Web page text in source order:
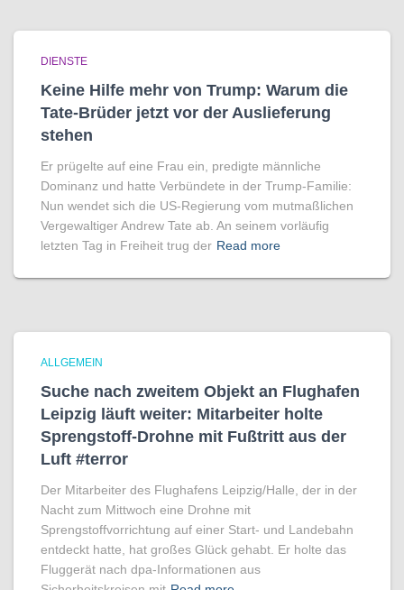
DIENSTE
Keine Hilfe mehr von Trump: Warum die
Tate-Brüder jetzt vor der Auslieferung
stehen
Er prügelte auf eine Frau ein, predigte männliche
Dominanz und hatte Verbündete in der Trump-Familie:
Nun wendet sich die US-Regierung vom mutmaßlichen
Vergewaltiger Andrew Tate ab. An seinem vorläufig
letzten Tag in Freiheit trug der Read more
ALLGEMEIN
Suche nach zweitem Objekt an Flughafen
Leipzig läuft weiter: Mitarbeiter holte
Sprengstoff-Drohne mit Fußtritt aus der
Luft #terror
Der Mitarbeiter des Flughafens Leipzig/Halle, der in der
Nacht zum Mittwoch eine Drohne mit
Sprengstoffvorrichtung auf einer Start- und Landebahn
entdeckt hatte, hat großes Glück gehabt. Er holte das
Fluggerät nach dpa-Informationen aus